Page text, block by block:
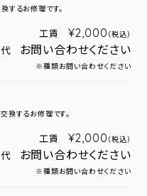
するお修理です。
工賃 ¥2,000 （税込）
お問い合わせください
※種類お問い合わせください
換するお修理です。
工賃 ¥2,000 （税込）
お問い合わせください
※種類お問い合わせください